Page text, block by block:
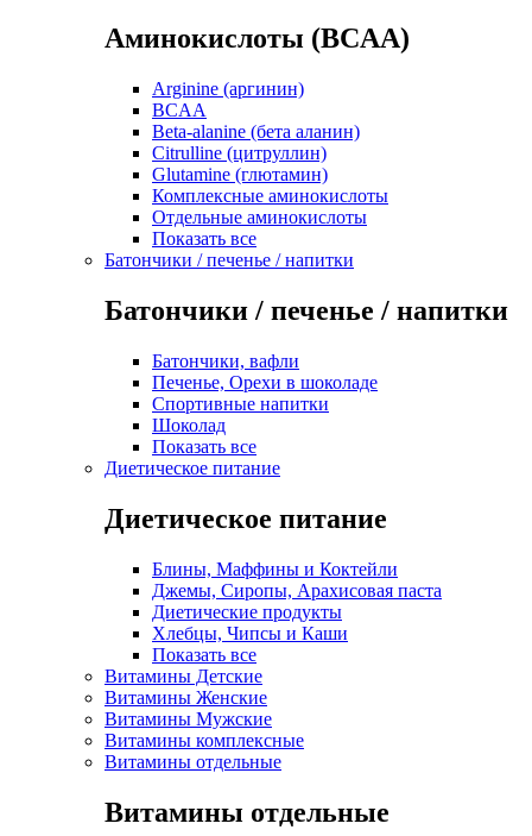
Аминокислоты (BCAA)
Arginine (аргинин)
BCAA
Beta-alanine (бета аланин)
Citrulline (цитруллин)
Glutamine (глютамин)
Комплексные аминокислоты
Отдельные аминокислоты
Показать все
Батончики / печенье / напитки
Батончики / печенье / напитки
Батончики, вафли
Печенье, Орехи в шоколаде
Спортивные напитки
Шоколад
Показать все
Диетическое питание
Диетическое питание
Блины, Маффины и Коктейли
Джемы, Сиропы, Арахисовая паста
Диетические продукты
Хлебцы, Чипсы и Каши
Показать все
Витамины Детские
Витамины Женские
Витамины Мужские
Витамины комплексные
Витамины отдельные
Витамины отдельные